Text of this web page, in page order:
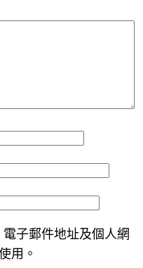
子郵件地址及個人網
用。